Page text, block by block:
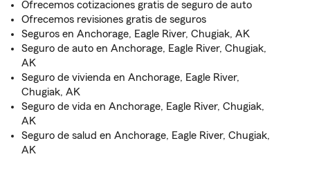
Ofrecemos cotizaciones gratis de seguro de auto
Ofrecemos revisiones gratis de seguros
Seguros en Anchorage, Eagle River, Chugiak, AK
Seguro de auto en Anchorage, Eagle River, Chugiak,
AK
Seguro de vivienda en Anchorage, Eagle River,
Chugiak, AK
Seguro de vida en Anchorage, Eagle River, Chugiak,
AK
Seguro de salud en Anchorage, Eagle River, Chugiak,
AK